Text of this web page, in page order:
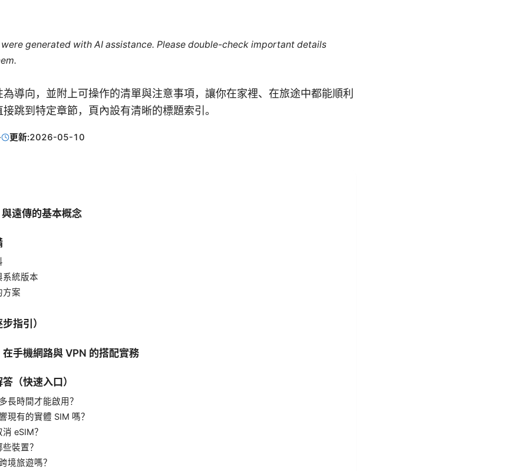
generated with AI assistance. Please double-check important details
導向，並附上可操作的清單與注意事項，讓你在家裡、在旅途中都能順利
跳到特定章節，頁內設有清晰的標題索引。
更新:2026-05-10
遠傳的基本概念
系統版本
方案
指引）
手機網路與 VPN 的搭配實務
（快速入口）
長時間才能啟用？
現有的實體 SIM 嗎？
eSIM？
裝置？
境旅遊嗎？